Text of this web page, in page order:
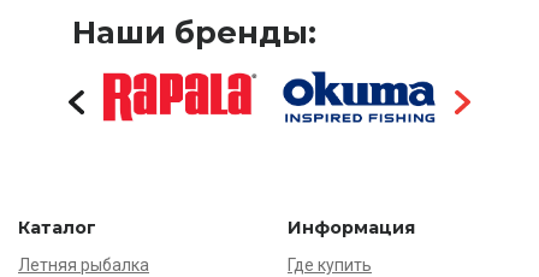
Наши бренды:
Каталог
Летняя рыбалка
Информация
Где купить